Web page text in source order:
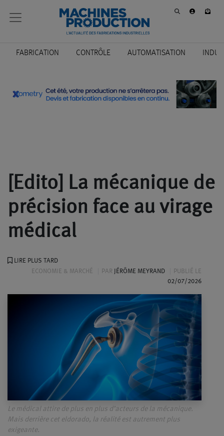
FABRICATION CONTRÔLE AUTOMATISATION
[Edito] La mécanique de
précision face au virage
médical
LIRE PLUS TARD
ECONOMIE & MARCHÉ
PAR JÉRÔME MEYRAND
PUBLIÉ LE
02/07/2026
Le médical attire de plus en plus d’acteurs de la mécanique.
Mais derrière cet eldorado, la réalité est autrement plus
exigeante.